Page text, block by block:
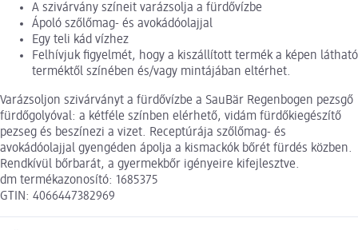
A szivárvány színeit varázsolja a fürdővízbe
Ápoló szőlőmag- és avokádóolajjal
Egy teli kád vízhez
Felhívjuk figyelmét, hogy a kiszállított termék a képen látható
terméktől színében és/vagy mintájában eltérhet.
Varázsoljon szivárványt a fürdővízbe a SauBär Regenbogen pezsgő
fürdőgolyóval: a kétféle színben elérhető, vidám fürdőkiegészítő
pezseg és beszínezi a vizet. Receptúrája szőlőmag- és
avokádóolajjal gyengéden ápolja a kismackók bőrét fürdés közben.
Rendkívül bőrbarát, a gyermekbőr igényeire kifejlesztve.
dm termékazonosító: 1685375
GTIN: 4066447382969